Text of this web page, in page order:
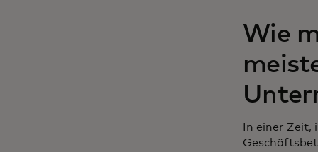
Wie
In einer